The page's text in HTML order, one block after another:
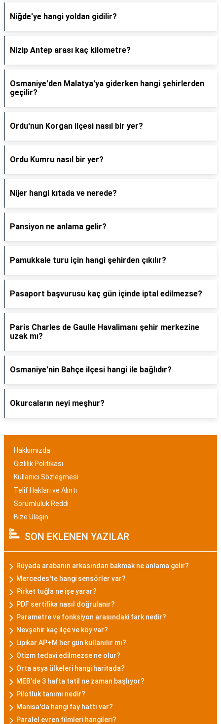
Niğde'ye hangi yoldan gidilir?
Nizip Antep arası kaç kilometre?
Osmaniye'den Malatya'ya giderken hangi şehirlerden
geçilir?
Ordu'nun Korgan ilçesi nasıl bir yer?
Ordu Kumru nasıl bir yer?
Nijer hangi kıtada ve nerede?
Pansiyon ne anlama gelir?
Pamukkale turu için hangi şehirden çıkılır?
Pasaport başvurusu kaç gün içinde iptal edilmezse?
Paris Charles de Gaulle Havalimanı şehir merkezine
uzak mı?
Osmaniye'nin Bahçe ilçesi hangi ile bağlıdır?
Okurcaların neyi meşhur?
Hakkımızda
Gizlilik Politikası
Kullanıcı Sözleşmesi
Telif Hakları ve Alıntı
Sorumluluk Reddi
Bize Ulaşın
SON EKLENEN YAZILAR
Rüyada arabanın arkasından bakmak ne anlama gelir?
Mercedes'te hangi sensörler var?
Pirket tuğla ne işe yarar?
PDF sertifika nasıl doğrulanır?
Parametre ve fonksiyon arasındaki fark nedir?
Nevşehir kaç ilçe ve köy var?
Lipikar AP+M her gün kullanılır mı?
Otizm tedavi edilmezse ne olur?
Orta asya ülkeleri hangi haritada?
MEB'de 3 hafta tatil ne zaman başlıyor?
Pilotluk tanımı nedir?
Manisa'da hangi fay hattı var?
Paralel evren filmleri hangileri?